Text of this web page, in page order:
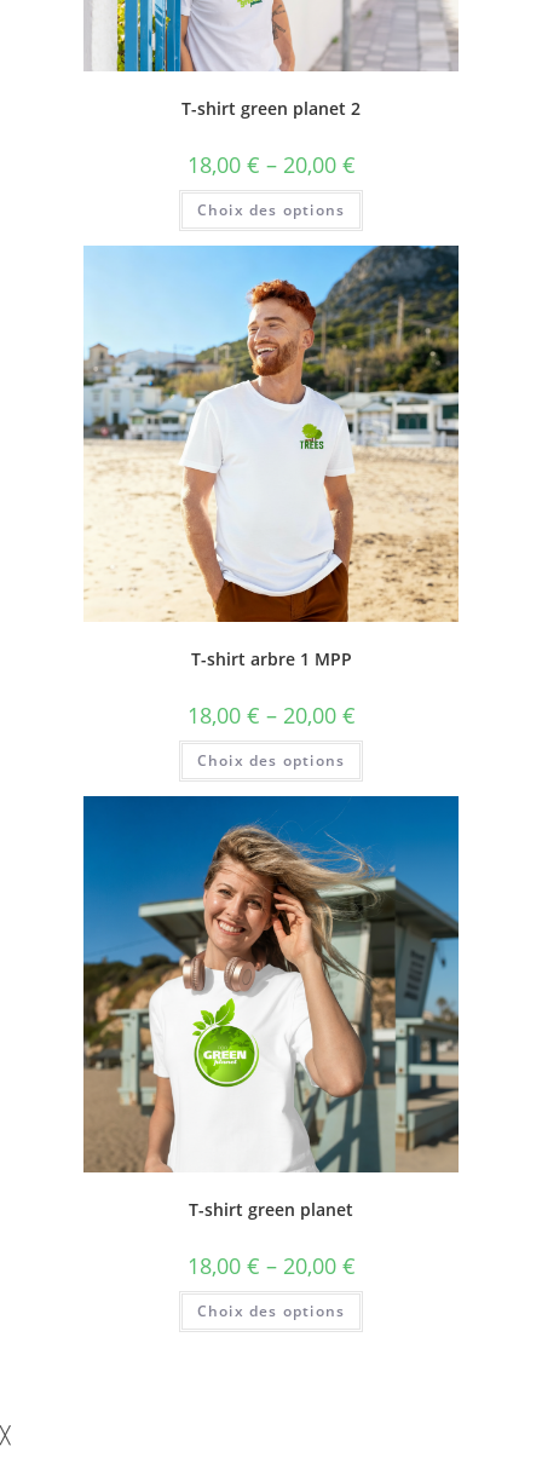
T-shirt green planet 2
18,00 € – 20,00 €
Choix des options
T-shirt arbre 1 MPP
18,00 € – 20,00 €
Choix des options
T-shirt green planet
18,00 € – 20,00 €
Choix des options
╳